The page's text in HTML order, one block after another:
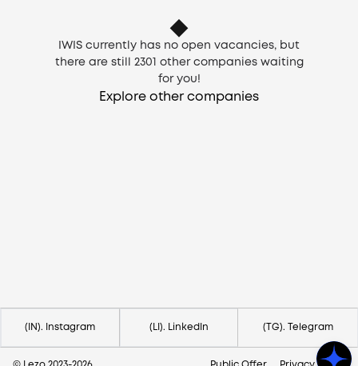
IWIS currently has no open vacancies, but
there are still
2301
other companies waiting
for you!
Explore other companies
(IN). Instagram (LI). LinkedIn (TG). Telegram